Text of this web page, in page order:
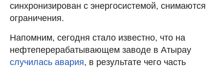
синхронизирован с энергосистемой, снимаются
ограничения.
Напомним, сегодня стало известно, что на
нефтеперерабатывающем заводе в Атырау
случилась авария, в результате чего часть